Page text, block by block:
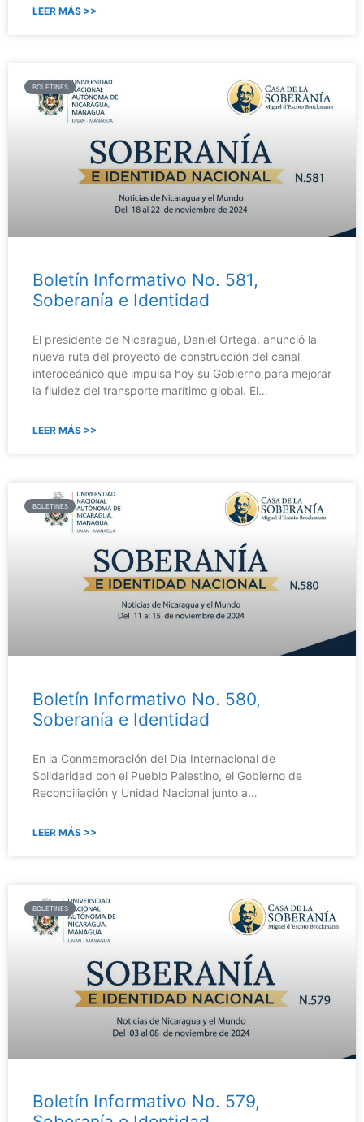
LEER MÁS >>
BOLETINES
Boletín Informativo No. 581,
Soberanía e Identidad
El presidente de Nicaragua, Daniel Ortega, anunció la
nueva ruta del proyecto de construcción del canal
interoceánico que impulsa hoy su Gobierno para mejorar
la fluidez del transporte marítimo global. El…
LEER MÁS >>
BOLETINES
Boletín Informativo No. 580,
Soberanía e Identidad
En la Conmemoración del Día Internacional de
Solidaridad con el Pueblo Palestino, el Gobierno de
Reconciliación y Unidad Nacional junto a…
LEER MÁS >>
BOLETINES
Boletín Informativo No. 579,